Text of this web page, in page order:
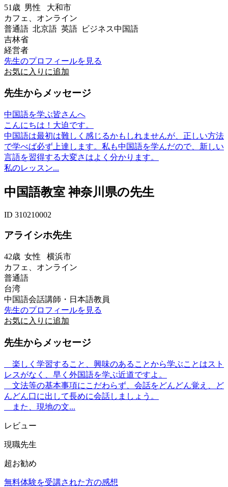
51歳 男性 大和市
カフェ、オンライン
普通語 北京語 英語 ビジネス中国語
吉林省
経営者
先生のプロフィールを見る
お気に入りに追加
先生からメッセージ
中国語を学ぶ皆さんへ
こんにちは！大迫です。
中国語は最初は難しく感じるかもしれませんが、正しい方法
で学べば必ず上達します。私も中国語を学んだので、新しい
言語を習得する大変さはよく分かります。
私のレッスン...
中国語教室 神奈川県の先生
ID 310210002
アライシホ先生
42歳 女性 横浜市
カフェ、オンライン
普通語
台湾
中国語会話講師・日本語教員
先生のプロフィールを見る
お気に入りに追加
先生からメッセージ
楽しく学習すること、興味のあることから学ぶことはスト
レスがなく、早く外国語を学ぶ近道ですよ。
文法等の基本事項にこだわらず、会話をどんどん覚え、ど
んどん口に出して長めに会話しましょう。
また、現地の文...
レビュー
現職先生
超お勧め
無料体験を受講された方の感想